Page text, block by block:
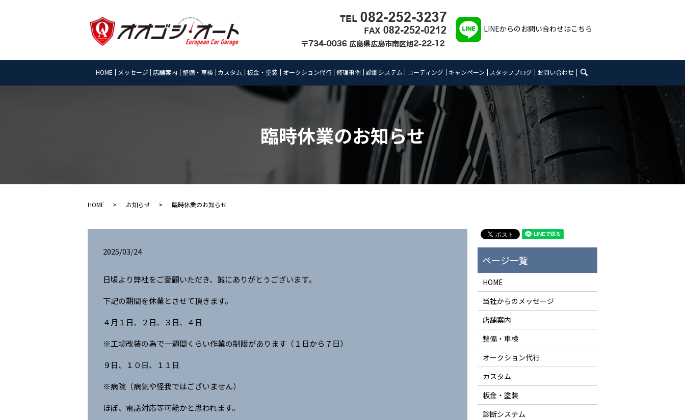
HOME メッセージ 店舗案内 整備・車検 カスタム 板金・塗装 オークション代行 修理事例 診断システム コーディング キャンペーン スタッフブログ お問い合わせ
LINEからのお問い合わせはこちら
臨時休業のお知らせ
HOME お知らせ 臨時休業のお知らせ
2025/03/24
日頃より弊社をご愛顧いただき、誠にありがとうございます。
下記の期間を休業とさせて頂きます。
４月１日、２日、３日、４日
※工場改装の為で一週間くらい作業の制限があります（１日から７日）
９日、１０日、１１日
※病院（病気や怪我ではございません）
ほぼ、電話対応等可能かと思われます。
HOME
当社からのメッセージ
店舗案内
整備・車検
オークション代行
カスタム
板金・塗装
診断システム